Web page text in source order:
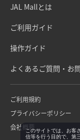
JAL Mallとは
ご利用ガイド
操作ガイド
よくあるご質問・お
ご利用規約
プライバシーポリシー
会社概要このサイトでは、お客
信等を行う目的で、第